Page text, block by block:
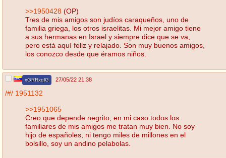
>>1950428 (OP)
Tres de mis amigos son judíos caraqueños, uno de
familia griega, los otros israelitas. Mi mejor amigo tiene
a sus hermanas en Israel y siempre dice que se va,
pero está aquí feliz y relajado. Son muy buenos amigos,
los conozco desde que éramos niños.
xGRRxqlG 27/05/22 21:38
/#/ 1951132
>>1951065
Creo que depende negrito, en mi caso todos los
familiares de mis amigos me tratan muy bien. No soy
hijo de españoles, ni tengo miles de millones en el
bolsillo, soy un andino pelabolas.